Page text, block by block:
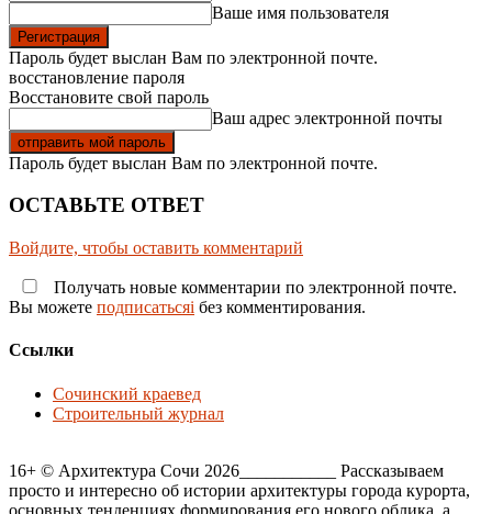
Ваше имя пользователя
Пароль будет выслан Вам по электронной почте.
восстановление пароля
Восстановите свой пароль
Ваш адрес электронной почты
Пароль будет выслан Вам по электронной почте.
ОСТАВЬТЕ ОТВЕТ
Войдите, чтобы оставить комментарий
Получать новые комментарии по электронной почте.
Вы можете подписатьсяi без комментирования.
Ссылки
Сочинский краевед
Строительный журнал
16+ © Архитектура Сочи 2026___________ Рассказываем
просто и интересно об истории архитектуры города курорта,
основных тенденциях формирования его нового облика, а